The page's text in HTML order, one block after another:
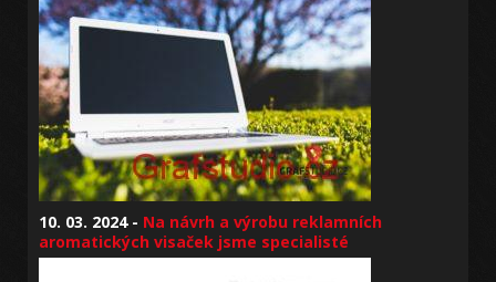
10. 03. 2024 - Na návrh a výrobu reklamních
aromatických visaček jsme specialisté